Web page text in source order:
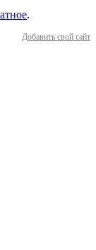
.
Добавить свой сайт